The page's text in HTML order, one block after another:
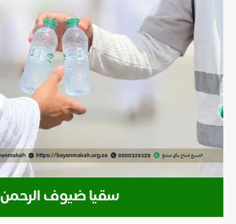
سقيا ضيوف الرحمن